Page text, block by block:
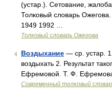
(устар.). Сетование,
Толковый словарь
1949 1992 …
Толковый словарь Ожегова
4 Воздыхание — ср. устар.
воздыхать 2. Результат
Ефремовой. Т. Ф.
Современный толковый